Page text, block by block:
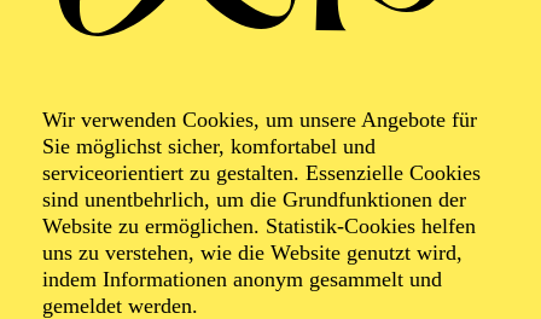
Wir verwenden Cookies, um unsere Angebote für
Sie möglichst sicher, komfortabel und
serviceorientiert zu gestalten. Essenzielle Cookies
sind unentbehrlich, um die Grundfunktionen der
Website zu ermöglichen. Statistik-Cookies helfen
uns zu verstehen, wie die Website genutzt wird,
indem Informationen anonym gesammelt und
gemeldet werden.
Foto: Johan Sandberg
Jan Pröhl
Schauspiel-Ensemble